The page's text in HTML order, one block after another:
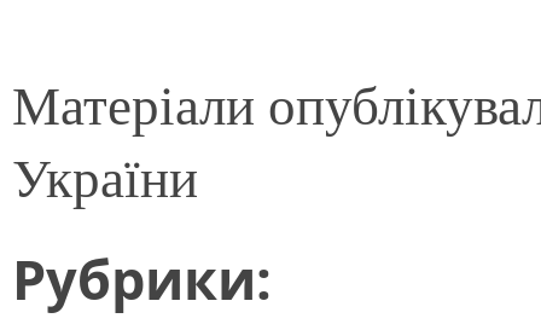
Матеріали
України
Рубрики: